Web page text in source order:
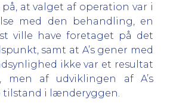
at valget af operation var i
med den behandling, en
ville have foretaget på det
samt at A’s gener med
ikke var et resultat
men af udviklingen af A’s
i lænderyggen.